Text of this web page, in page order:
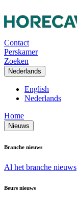
Contact
Perskamer
Zoeken
Nederlands
English
Nederlands
Home
Nieuws
Branche nieuws
Al het branche nieuws
Beurs nieuws